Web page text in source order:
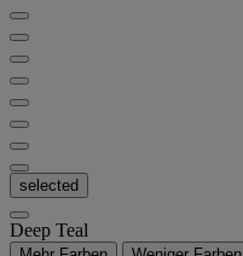
selected
Deep Teal